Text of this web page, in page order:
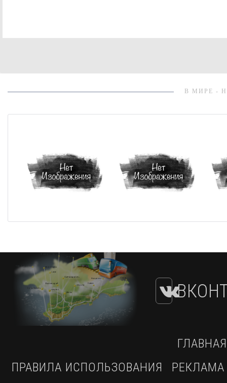
В МИРЕ -
ГЛАВНАЯ
ПРАВИЛА ИСПОЛЬЗОВАНИЯ
РЕКЛАМА